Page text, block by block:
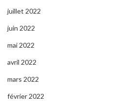
juillet 2022
juin 2022
mai 2022
avril 2022
mars 2022
février 2022